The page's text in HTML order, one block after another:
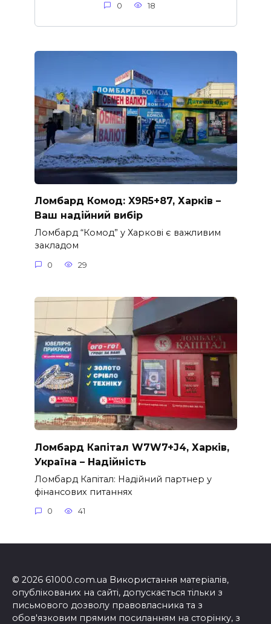
0 18
Ломбард Комод: X9R5+87, Харків –
Ваш надійний вибір
Ломбард “Комод” у Харкові є важливим
закладом
0 29
Ломбард Капітал W7W7+J4, Харків,
Україна – Надійність
Ломбард Капітал: Надійний партнер у
фінансових питаннях
0 41
© 2026 61000.com.ua Використання матеріалів,
опублікованих на сайті, допускається тільки з
письмового дозволу правовласника та з
обов'язковим прямим посиланням на сторінку, з